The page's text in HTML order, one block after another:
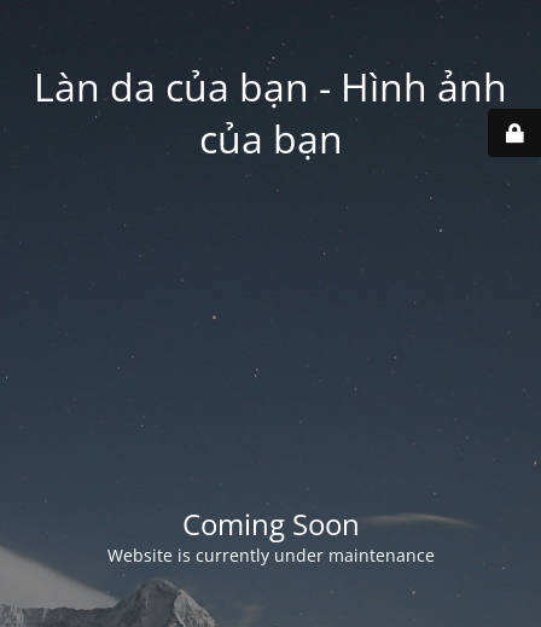
Làn da của bạn - Hình ảnh
của bạn
Coming Soon
Website is currently under maintenance